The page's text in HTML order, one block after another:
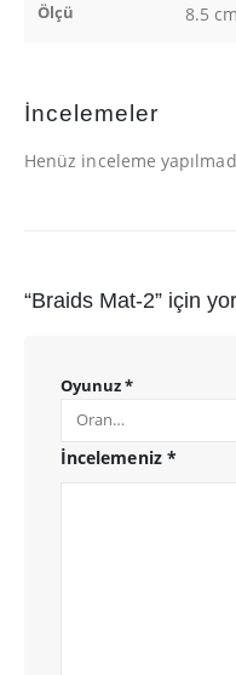
Ölçü 8.5
İncelemeler
Henüz inceleme
“Braids Mat-2” için
Oyunuz*
İncelemeniz *